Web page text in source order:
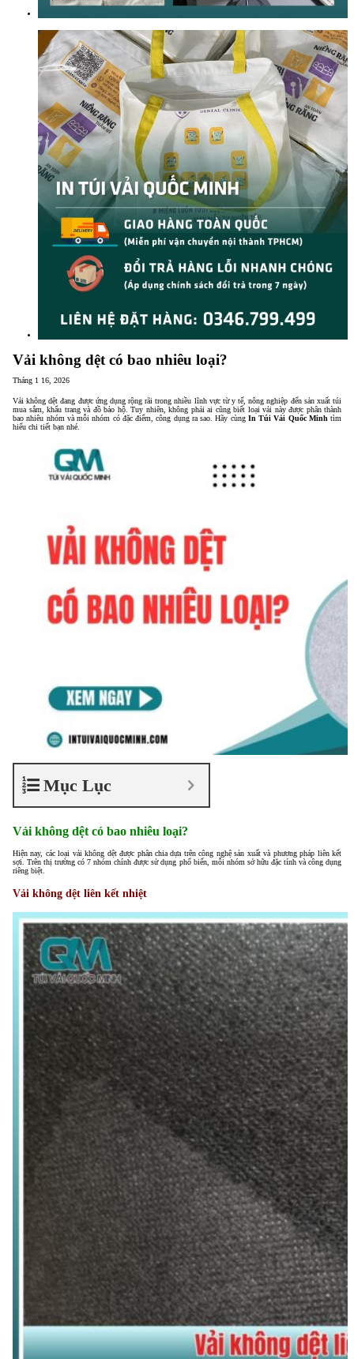
Vải không dệt có bao nhiêu loại?
Tháng 1 16, 2026
Vải không dệt đang được ứng dụng rộng rãi trong nhiều lĩnh vực từ y tế, nông nghiệp đến sản xuất túi
mua sắm, khẩu trang và đồ bảo hộ. Tuy nhiên, không phải ai cũng biết loại vải này được phân thành
bao nhiêu nhóm và mỗi nhóm có đặc điểm, công dụng ra sao. Hãy cùng In Túi Vải Quốc Minh tìm
hiểu chi tiết bạn nhé.
Mục Lục
Vải không dệt có bao nhiêu loại?
Hiện nay, các loại vải không dệt được phân chia dựa trên công nghệ sản xuất và phương pháp liên kết
sợi. Trên thị trường có 7 nhóm chính được sử dụng phổ biến, mỗi nhóm sở hữu đặc tính và công dụng
riêng biệt.
Vải không dệt liên kết nhiệt